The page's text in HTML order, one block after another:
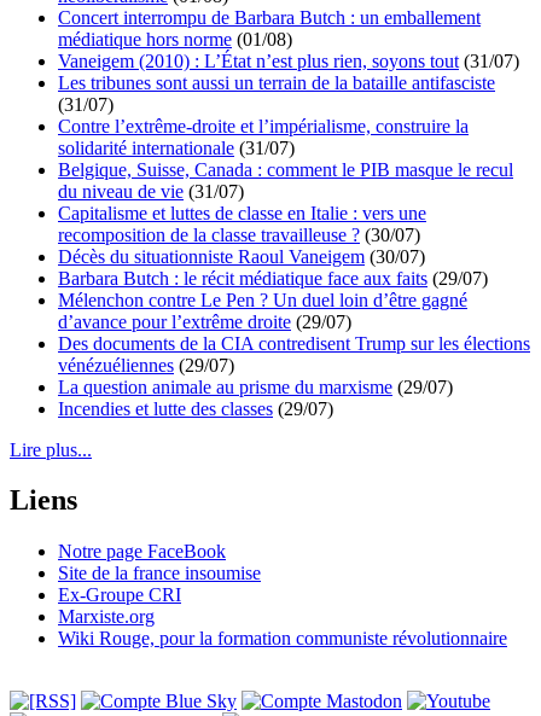
Concert interrompu de Barbara Butch : un emballement
médiatique hors norme (01/08)
Vaneigem (2010) : L’État n’est plus rien, soyons tout (31/07)
Les tribunes sont aussi un terrain de la bataille antifasciste
(31/07)
Contre l’extrême-droite et l’impérialisme, construire la
solidarité internationale (31/07)
Belgique, Suisse, Canada : comment le PIB masque le recul
du niveau de vie (31/07)
Capitalisme et luttes de classe en Italie : vers une
recomposition de la classe travailleuse ? (30/07)
Décès du situationniste Raoul Vaneigem (30/07)
Barbara Butch : le récit médiatique face aux faits (29/07)
Mélenchon contre Le Pen ? Un duel loin d’être gagné
d’avance pour l’extrême droite (29/07)
Des documents de la CIA contredisent Trump sur les élections
vénézuéliennes (29/07)
La question animale au prisme du marxisme (29/07)
Incendies et lutte des classes (29/07)
Lire plus...
Liens
Notre page FaceBook
Site de la france insoumise
Ex-Groupe CRI
Marxiste.org
Wiki Rouge, pour la formation communiste révolutionnaire